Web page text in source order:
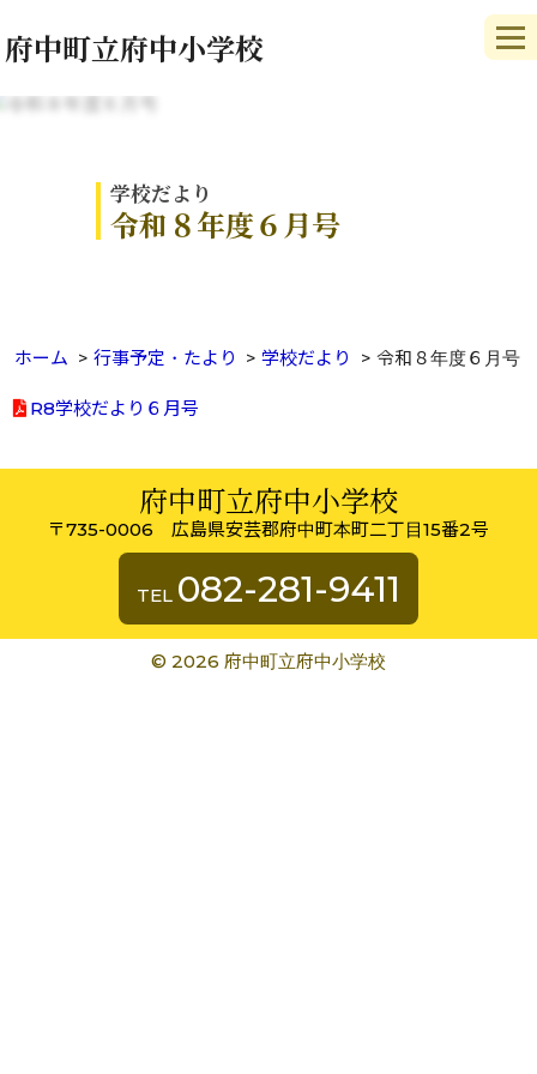
府中町立府中小学校
学校だより
令和８年度６月号
ホーム 行事予定・たより 学校だより 令和８年度６月号
R8学校だより６月号
府中町立府中小学校
〒735-0006 広島県安芸郡府中町本町二丁目15番2号
TEL 082-281-9411
© 2026 府中町立府中小学校